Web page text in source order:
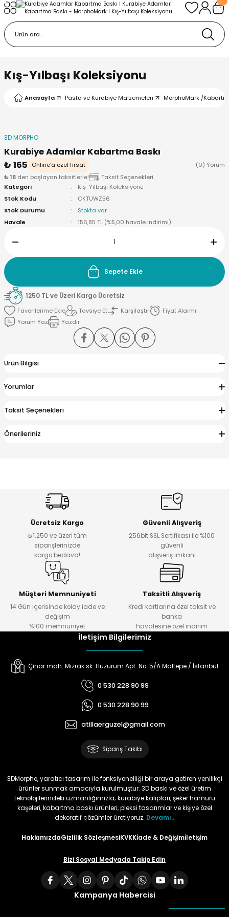
Kış-Yılbaşı Koleksiyonu
Anasayfa Pasta ve Kurabiye Malzemeleri MorphoMark /
3D MORPHO
Kurabiye Adamlar Kabartma Baskı
₺ 165
Online'a özel fırsat
(0) Yorum
₺ 18 den başlayan taksitlerle!
Taksit Seçenekleri
Kategori
Kış-Yılbaşı Koleksiyonu
Stok Kodu
CKTUWZ56
Stok Durumu
Stokta var
Havale
156,85 TL (%5,00 havale indirimi)
Sepete Ekle
1250 TL ve Üzeri Kargo Ücretsiz
Tavsiye Et
Karşılaştır
Fiyat Alarmı
Yorum Yaz
Yazdır
Ürün Bilgisi
Yorumlar
Taksit Seçenekleri
Önerileriniz
Ücretsiz Kargo
₺1.250 ve üzeri tüm
siparişlerinizde
kargo bedava!
Güvenli Alışveriş
256bit SSL Sertifikası ile %100
güvenli
alışveriş imkanı
Müşteri Memnuniyeti
14 Gün içerisinde kolay iade ve
değişim
%100 memnuniyet
Taksitli Alışveriş
Kredi kartlarına özel taksit ve
banka
havalesine özel indirim
İletişim Bilgilerimiz
Çınar mah. Mızrak sk. Huzurum Apt. No: 5/A Maltepe / İstanbul
0 530 228 90 99
0 530 228 90 99
atillaerguzel@gmail.com
Sipariş Takibi
3DMorpho, yaratıcı tasarım ile fonksiyonelliği bir araya getiren yenilikçi
ürünler sunmak amacıyla kurulmuştur. 3D baskı ve özel üretim
teknolojilerindeki uzmanlığımızla; kurabiye kalıpları, şeker hamuru
kaşeleri, kabartma baskı ürünleri, pleksi tasarımlar ve kişiye özel
dekoratif çözümler üretiyoruz. Devamı..
HakkımızdaGizlilik SözleşmesiKVKKİade & Değişimİletişim
Bizi Sosyal Medyada Takip Edin
Kampanya Habercisi
Geri Dön
Malzemeleri
Bas-Çek Kalıp
/ Embosser
/ Doku-Şablon Baskı
Aparatları
Pleksi
Kağıdı
Geri Dön